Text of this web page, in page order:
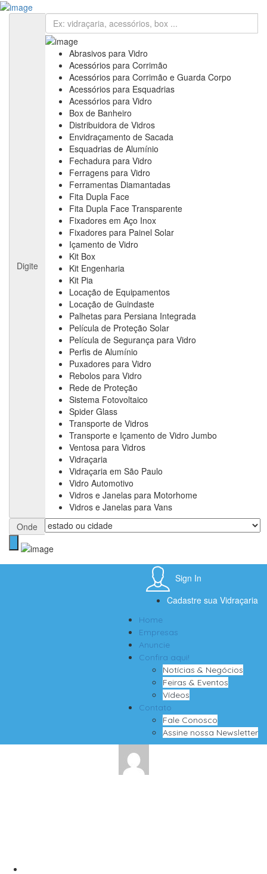
Cadastre sua Vidraçaria
Cadastre sua Vidraçaria
Home
Empresas
Informativos
Notícias & Negócios
Feiras & Eventos
Vídeos
Fale Conosco
Assine nossa Newsletter
Digite
Abrasivos para Vidro
Acessórios para Corrimão
Acessórios para Corrimão e Guarda Corpo
Acessórios para Esquadrias
Acessórios para Vidro
Box de Banheiro
Distribuidora de Vidros
Envidraçamento de Sacada
Esquadrias de Alumínio
Fechadura para Vidro
Ferragens para Vidro
Ferramentas Diamantadas
Fita Dupla Face
Fita Dupla Face Transparente
Fixadores em Aço Inox
Fixadores para Painel Solar
Içamento de Vidro
Kit Box
Kit Engenharia
Kit Pia
Locação de Equipamentos
Locação de Guindaste
Palhetas para Persiana Integrada
Película de Proteção Solar
Película de Segurança para Vidro
Perfis de Alumínio
Puxadores para Vidro
Rebolos para Vidro
Rede de Proteção
Sistema Fotovoltaico
Spider Glass
Transporte de Vidros
Transporte e Içamento de Vidro Jumbo
Ventosa para Vidros
Vidraçaria
Vidraçaria em São Paulo
Vidro Automotivo
Vidros e Janelas para Motorhome
Vidros e Janelas para Vans
Onde
Sign In
Cadastre sua Vidraçaria
Home
Empresas
Anuncie
Confira aqui!
Notícias & Negócios
Feiras & Eventos
Vídeos
Contato
Fale Conosco
Assine nossa Newsletter